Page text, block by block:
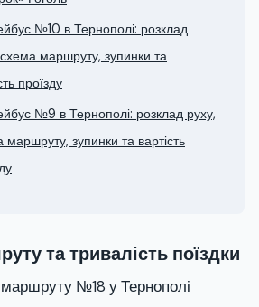
№10 в Тернополі: розклад
маршруту, зупинки та
проїзду
№9 в Тернополі: розклад руху,
маршруту, зупинки та вартість
та тривалість поїздки
№18 у Тернополі